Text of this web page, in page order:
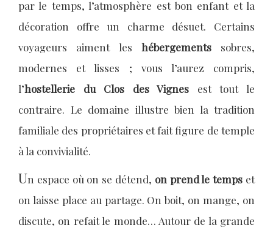
par le temps, l’atmosphère est bon enfant et la
décoration offre un charme désuet. Certains
voyageurs aiment les hébergementssobres,
modernes et lisses ; vous l’aurez compris,
l’hostellerie du Clos des Vignes est tout le
contraire. Le domaine illustre bien la tradition
familiale des propriétaires et fait figure de temple
à la convivialité.
Un espace où on se détend, on prend le temps et
on laisse place au partage. On boit, on mange, on
discute, on refait le monde… Autour de la grande